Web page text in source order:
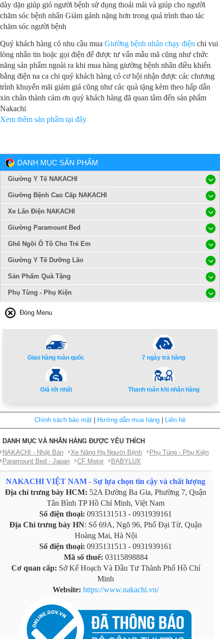
dày dặn giúp gió người bệnh sử dụng thoải mái và giúp cho người
chăm sóc bệnh nhân Giảm gánh nặng hơn trong quá trình thao tác
chăm sóc người bệnh
Quý khách hàng có nhu cầu mua Giường bệnh nhân chạy điện chi vui
lòng nhắn tin hoặc gọi điện để được tư vấn mẫu mã cũng như chức
năng sản phẩm ngoài ra khi mua hàng giường bệnh nhân điều khiển
bằng điện na ca chi quý khách hàng có cơ hội nhận được các chương
trình khuyến mãi giảm giá cũng như các quà tặng kèm theo hấp dẫn
xin chân thành cảm ơn quý khách hàng đã quan tâm đến sản phẩm
Nakachi
Xem thêm sản phẩm tại đây
DANH MỤC SẢN PHẨM
Giường Y Tế NAKACHI
Giường Bệnh Cao Cấp NAKACHI
Xe Lăn Điện NAKACHI
Giường Paramount Bed
Ghế Ngồi Ô Tô Cho Trẻ Em
Giường Y Tế Dưỡng Lão
Sản Phẩm Quà Tặng
Phụ Tùng - Phụ Kiện
Đóng Menu
Giao hàng toàn quốc 7 ngày trả hàng
Giá tốt nhất Thanh toán khi nhận hàng
Chính sách bảo mật Hướng dẫn mua hàng Liên hệ
DANH MỤC VÀ NHÃN HÀNG ĐƯỢC YÊU THÍCH
NAKACHI - Nhật Bản
Xe Nâng Hạ Người Bệnh
Phụ Tùng - Phụ Kiện
Paramount Bed - Japan
CF Motor BABYLUX
NAKACHI VIỆT NAM - Sự lựa chọn tin cậy và chất lượng
Địa chỉ trưng bày HCM: 52A Đường Ba Gia, Phường 7, Quận
Tân Bình TP Hồ Chí Minh, Việt Nam
Số điện thoại: 0935131513 - 0931939161
Địa Chỉ trưng bày HN: Số 69A, Ngõ 96, Phố Đại Từ, Quận
Hoàng Mai, Hà Nội
Số điện thoại: 0935131513 - 0931939161
Mã số thuế: 03115898884
Cơ quan cấp: Sở Kế Hoạch Và Đầu Tư Thành Phố Hồ Chí
Minh
Website: https://www.nakachi.vn/